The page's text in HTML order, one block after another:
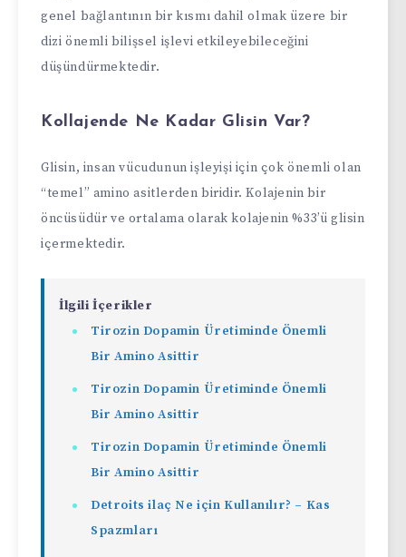
genel bağlantının bir kısmı dahil olmak üzere bir
dizi önemli bilişsel işlevi etkileyebileceğini
düşündürmektedir.
Kollajende Ne Kadar Glisin Var?
Glisin, insan vücudunun işleyişi için çok önemli olan
“temel” amino asitlerden biridir. Kolajenin bir
öncüsüdür ve ortalama olarak kolajenin %33’ü glisin
içermektedir.
İlgili İçerikler
Tirozin Dopamin Üretiminde Önemli
Bir Amino Asittir
Tirozin Dopamin Üretiminde Önemli
Bir Amino Asittir
Tirozin Dopamin Üretiminde Önemli
Bir Amino Asittir
Detroits ilaç Ne için Kullanılır? – Kas
Spazmları